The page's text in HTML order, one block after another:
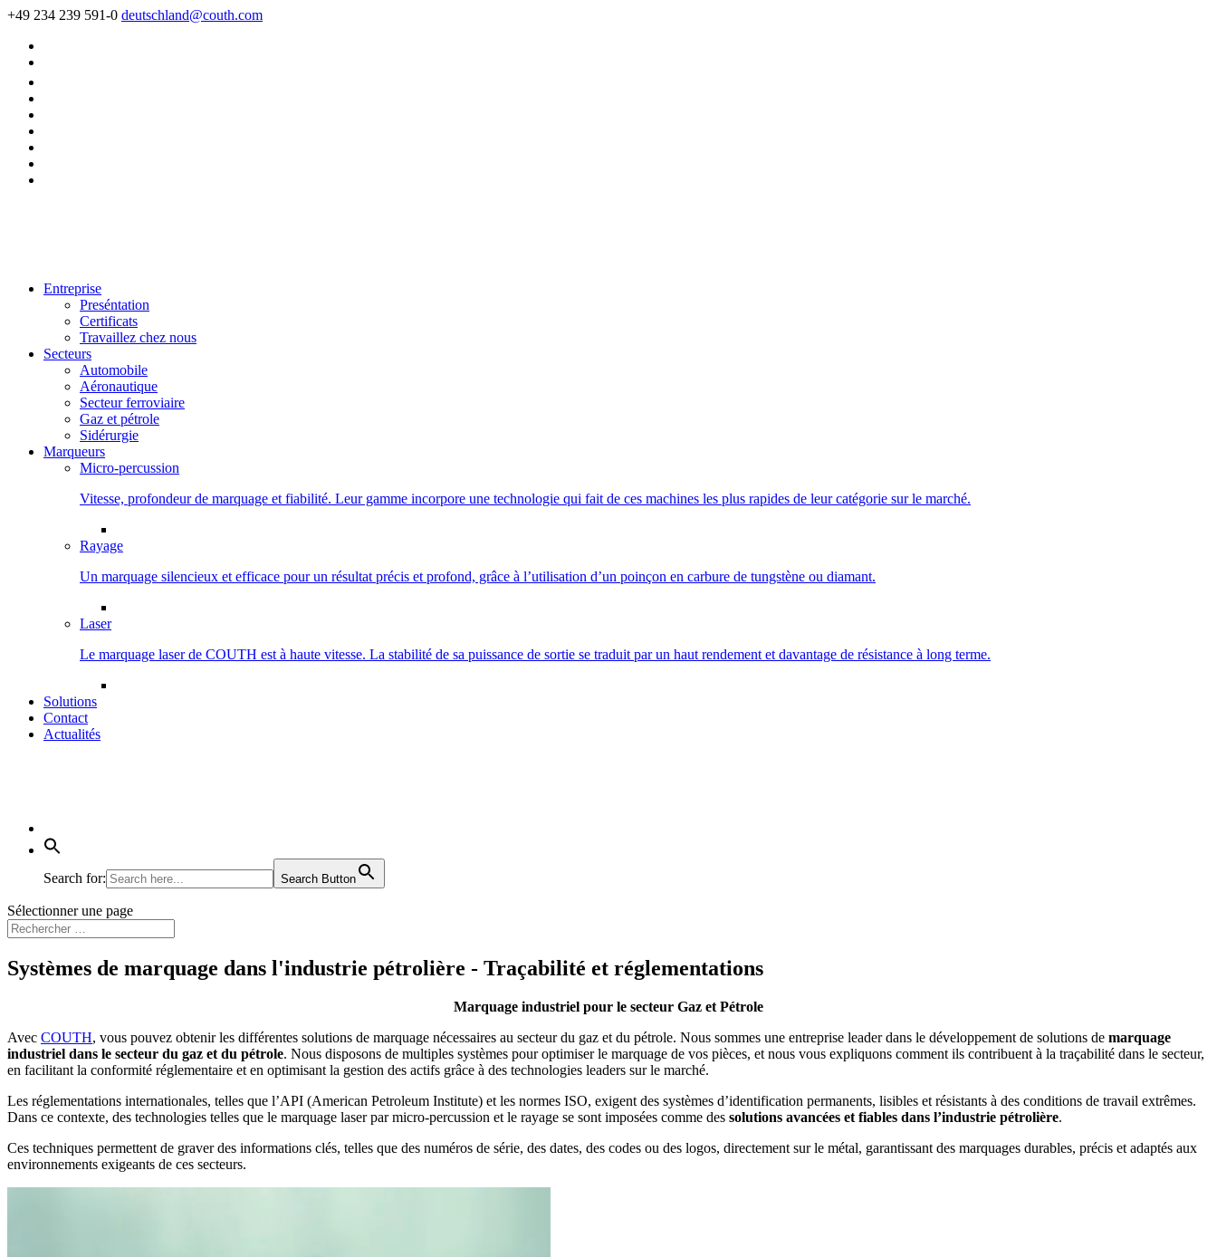
+49 234 239 591-0 deutschland@couth.com
Entreprise
Preséntation
Certificats
Travaillez chez nous
Secteurs
Automobile
Aéronautique
Secteur ferroviaire
Gaz et pétrole
Sidérurgie
Marqueurs
Micro-percussion
Vitesse, profondeur de marquage et fiabilité. Leur gamme incorpore une technologie qui fait de ces machines les plus rapides de leur catégorie sur le marché.
Rayage
Un marquage silencieux et efficace pour un résultat précis et profond, grâce à l’utilisation d’un poinçon en carbure de tungstène ou diamant.
Laser
Le marquage laser de COUTH est à haute vitesse. La stabilité de sa puissance de sortie se traduit par un haut rendement et davantage de résistance à long terme.
Solutions
Contact
Actualités
Search for: Search Button
Sélectionner une page
Systèmes de marquage dans l'industrie pétrolière - Traçabilité et réglementations
Marquage industriel pour le secteur Gaz et Pétrole
Avec COUTH, vous pouvez obtenir les différentes solutions de marquage nécessaires au secteur du gaz et du pétrole. Nous sommes une entreprise leader dans le développement de solutions de marquage
industriel dans le secteur du gaz et du pétrole. Nous disposons de multiples systèmes pour optimiser le marquage de vos pièces, et nous vous expliquons comment ils contribuent à la traçabilité dans le secteur,
en facilitant la conformité réglementaire et en optimisant la gestion des actifs grâce à des technologies leaders sur le marché.
Les réglementations internationales, telles que l’API (American Petroleum Institute) et les normes ISO, exigent des systèmes d’identification permanents, lisibles et résistants à des conditions de travail extrêmes.
Dans ce contexte, des technologies telles que le marquage laser par micro-percussion et le rayage se sont imposées comme des solutions avancées et fiables dans l’industrie pétrolière.
Ces techniques permettent de graver des informations clés, telles que des numéros de série, des dates, des codes ou des logos, directement sur le métal, garantissant des marquages durables, précis et adaptés aux
environnements exigeants de ces secteurs.